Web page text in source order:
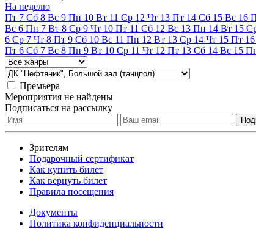
На неделю
Пт 7 Сб 8 Вс 9 Пн 10 Вт 11 Ср 12 Чт 13 Пт 14 Сб 15 Вс 16
Вс 6 Пн 7 Вт 8 Ср 9 Чт 10 Пт 11 Сб 12 Вс 13 Пн 14 Вт 15
6 Ср 7 Чт 8 Пт 9 Сб 10 Вс 11 Пн 12 Вт 13 Ср 14 Чт 15 Пт 16
Пт 6 Сб 7 Вс 8 Пн 9 Вт 10 Ср 11 Чт 12 Пт 13 Сб 14 Вс 15
Премьера
Мероприятия не найдены
Подписаться на рассылку
Зрителям
Подарочный сертификат
Как купить билет
Как вернуть билет
Правила посещения
Документы
Политика конфиденциальности